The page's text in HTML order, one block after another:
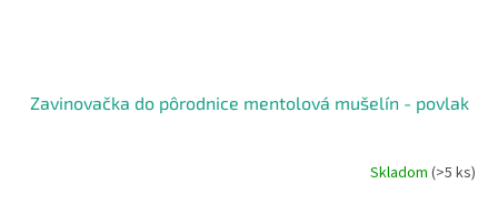
Zavinovačka do pôrodnice mentolová mušelín - povlak
Skladom (>5 ks)